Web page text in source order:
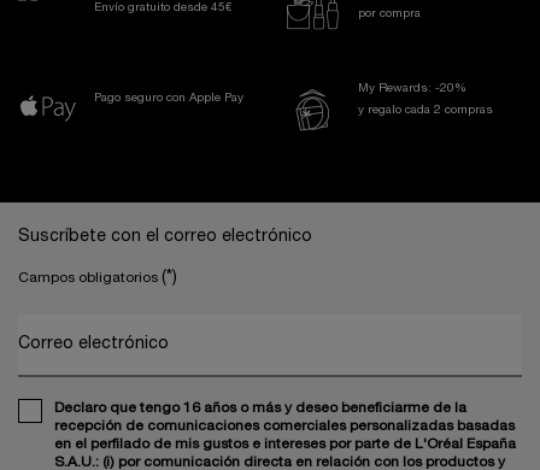
Envío gratuito desde 45€
por compra
Pago seguro con Apple Pay
My Rewards: -20%
y regalo cada 2 compras
Suscríbete con el correo electrónico
Campos obligatorios (*)
Correo electrónico
Declaro que tengo 16 años o más y deseo beneficiarme de la
recepción de comunicaciones comerciales personalizadas basadas
en el perfilado de mis gustos e intereses por parte de L'Oréal España
S.A.U.: (i) por comunicación directa en relación con los productos y